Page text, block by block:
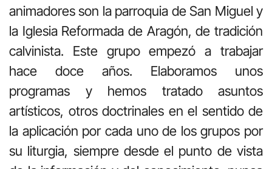
animadores son la parroquia de San Miguel y
la Iglesia Reformada de Aragón, de tradición
calvinista. Este grupo empezó a trabajar
hace doce años. Elaboramos unos
programas y hemos tratado asuntos
artísticos, otros doctrinales en el sentido de
la aplicación por cada uno de los grupos por
su liturgia, siempre desde el punto de vista